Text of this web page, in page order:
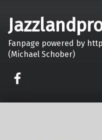
Fanpage powered by
(Michael Schober)